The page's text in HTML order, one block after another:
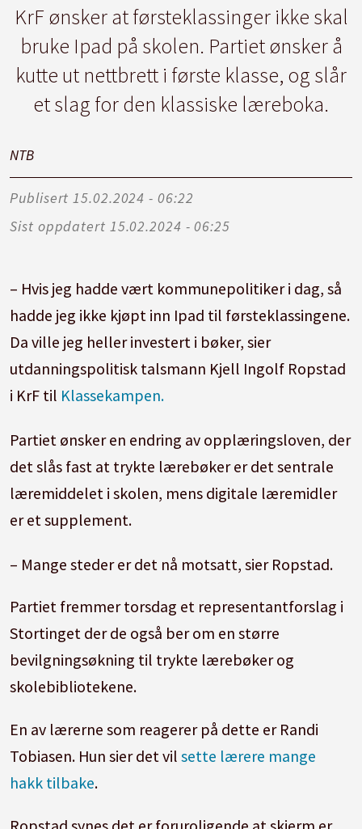
KrF ønsker at førsteklassinger ikke skal
bruke Ipad på skolen. Partiet ønsker å
kutte ut nettbrett i første klasse, og slår
et slag for den klassiske læreboka.
NTB
Publisert
15.02.2024 - 06:22
Sist oppdatert
15.02.2024 - 06:25
– Hvis jeg hadde vært kommunepolitiker i dag, så
hadde jeg ikke kjøpt inn Ipad til førsteklassingene.
Da ville jeg heller investert i bøker, sier
utdanningspolitisk talsmann Kjell Ingolf Ropstad
i KrF til Klassekampen.
Partiet ønsker en endring av opplæringsloven, der
det slås fast at trykte lærebøker er det sentrale
læremiddelet i skolen, mens digitale læremidler
er et supplement.
– Mange steder er det nå motsatt, sier Ropstad.
Partiet fremmer torsdag et representantforslag i
Stortinget der de også ber om en større
bevilgningsøkning til trykte lærebøker og
skolebibliotekene.
En av lærerne som reagerer på dette er Randi
Tobiasen. Hun sier det vilsette lærere mange
hakk tilbake.